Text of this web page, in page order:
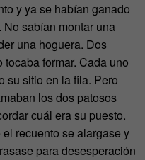
y ya se habían ganado
sabían montar una
una hoguera. Dos
formar. Cada uno
su sitio en la fila. Pero
los dos patosos
cuál era su puesto.
recuento se alargase y
para desesperación